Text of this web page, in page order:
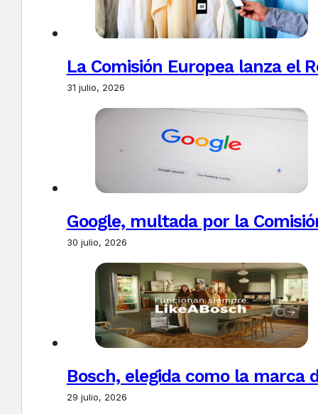
La Comisión Europea lanza el
31 julio, 2026
Google, multada por la
30 julio, 2026
Bosch, elegida como la marca
29 julio, 2026